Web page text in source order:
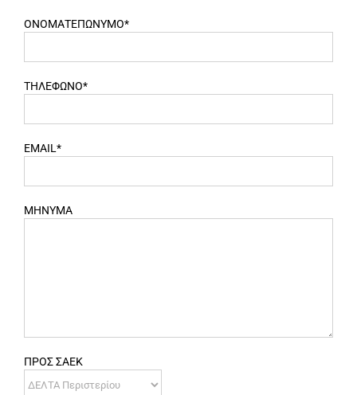
ΟΝΟΜΑΤΕΠΩΝΥΜΟ*
ΤΗΛΕΦΩΝΟ*
EMAIL*
ΜΗΝΥΜΑ
ΠΡΟΣ ΣΑΕΚ